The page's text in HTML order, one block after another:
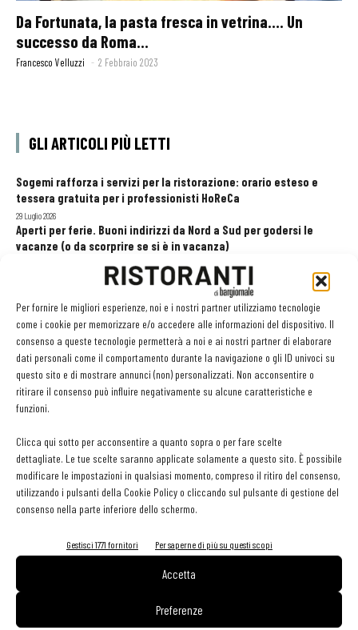
Per fornire le migliori esperienze, noi e i nostri partner utilizziamo tecnologie
come i cookie per memorizzare e/o accedere alle informazioni del dispositivo. Il
consenso a queste tecnologie permetterà a noi e ai nostri partner di elaborare
dati personali come il comportamento durante la navigazione o gli ID univoci su
questo sito e di mostrare annunci (non) personalizzati. Non acconsentire o
ritirare il consenso può influire negativamente su alcune caratteristiche e
funzioni.
Clicca qui sotto per acconsentire a quanto sopra o per fare scelte
dettagliate. Le tue scelte saranno applicate solamente a questo sito. È possibile
modificare le impostazioni in qualsiasi momento, compreso il ritiro del consenso,
utilizzando i pulsanti della Cookie Policy o cliccando sul pulsante di gestione del
consenso nella parte inferiore dello schermo.
Gestisci 1771 fornitori Per saperne di più su questi scopi
Accetta
Preferenze
Da Fortunata, la pasta fresca in vetrina…. Un
successo da Roma...
Francesco Velluzzi - 2 Febbraio 2023
GLI ARTICOLI PIÙ LETTI
Sogemi rafforza i servizi per la ristorazione: orario esteso e
tessera gratuita per i professionisti HoReCa
29 Luglio 2026
Aperti per ferie. Buoni indirizzi da Nord a Sud per godersi le
vacanze (o da scorprire se si è in vacanza)
Recensioni online, Fipe e le associazioni del turismo chiedono
modifiche alle Linee Guida dell’Antitrust
20 Luglio 2026
EDICOLA WEB